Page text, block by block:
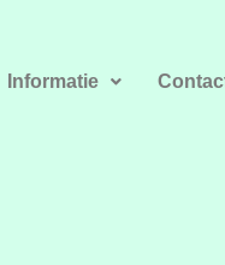
Informatie